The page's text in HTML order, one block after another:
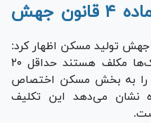
نظارت جدی بر اجرای ماده ۴ قانون جهش
به ماده ۴ قانون جهش تولید مسکن اظهار کرد:
بر اساس این ماده قانونی، بانک‌ها مکلف هستند حداقل ۲۰
را به بخش مسکن اختصاص
نشان می‌دهد این تکلیف